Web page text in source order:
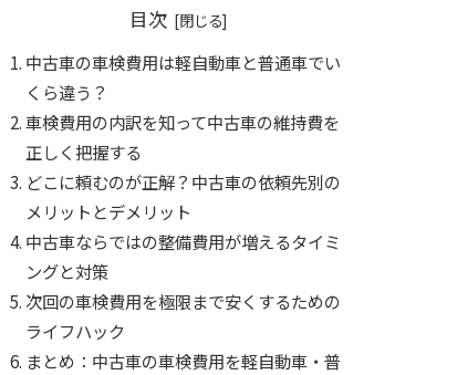
目次
中古車の車検費用は軽自動車と普通車でい
くら違う？
車検費用の内訳を知って中古車の維持費を
正しく把握する
どこに頼むのが正解？中古車の依頼先別の
メリットとデメリット
中古車ならではの整備費用が増えるタイミ
ングと対策
次回の車検費用を極限まで安くするための
ライフハック
まとめ：中古車の車検費用を軽自動車・普